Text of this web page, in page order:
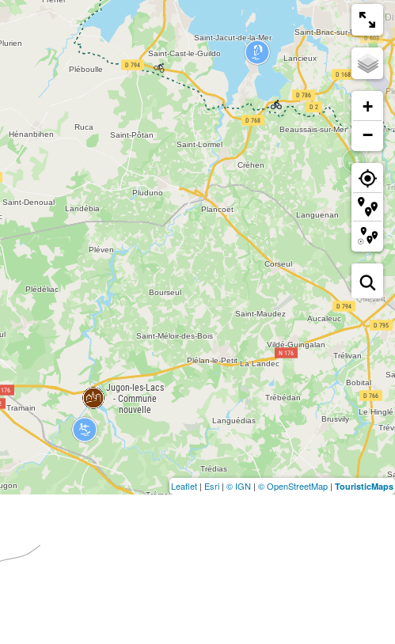
+
−
Leaflet | Esri | © IGN | © OpenStreetMap | TouristicMaps